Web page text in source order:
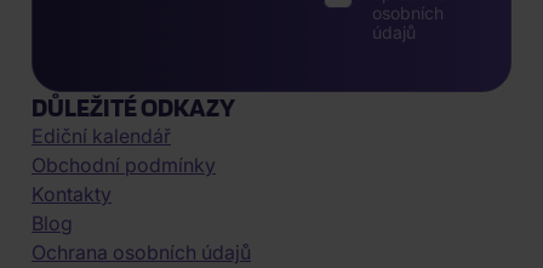
osobních
údajů
DŮLEŽITÉ ODKAZY
Ediční kalendář
Obchodní podmínky
Kontakty
Blog
Ochrana osobních údajů